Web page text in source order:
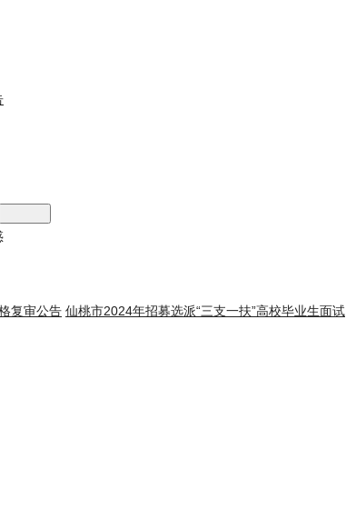
复审公告 仙桃市2024年招募选派“三支一扶”高校毕业生面试